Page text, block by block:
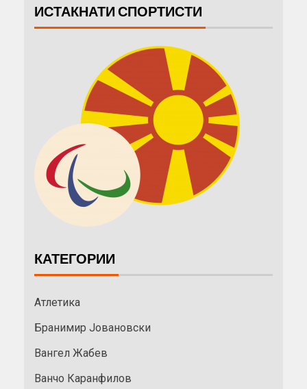
ИСТАКНАТИ СПОРТИСТИ
КАТЕГОРИИ
Атлетика
Бранимир Јовановски
Вангел Жабев
Ванчо Каранфилов